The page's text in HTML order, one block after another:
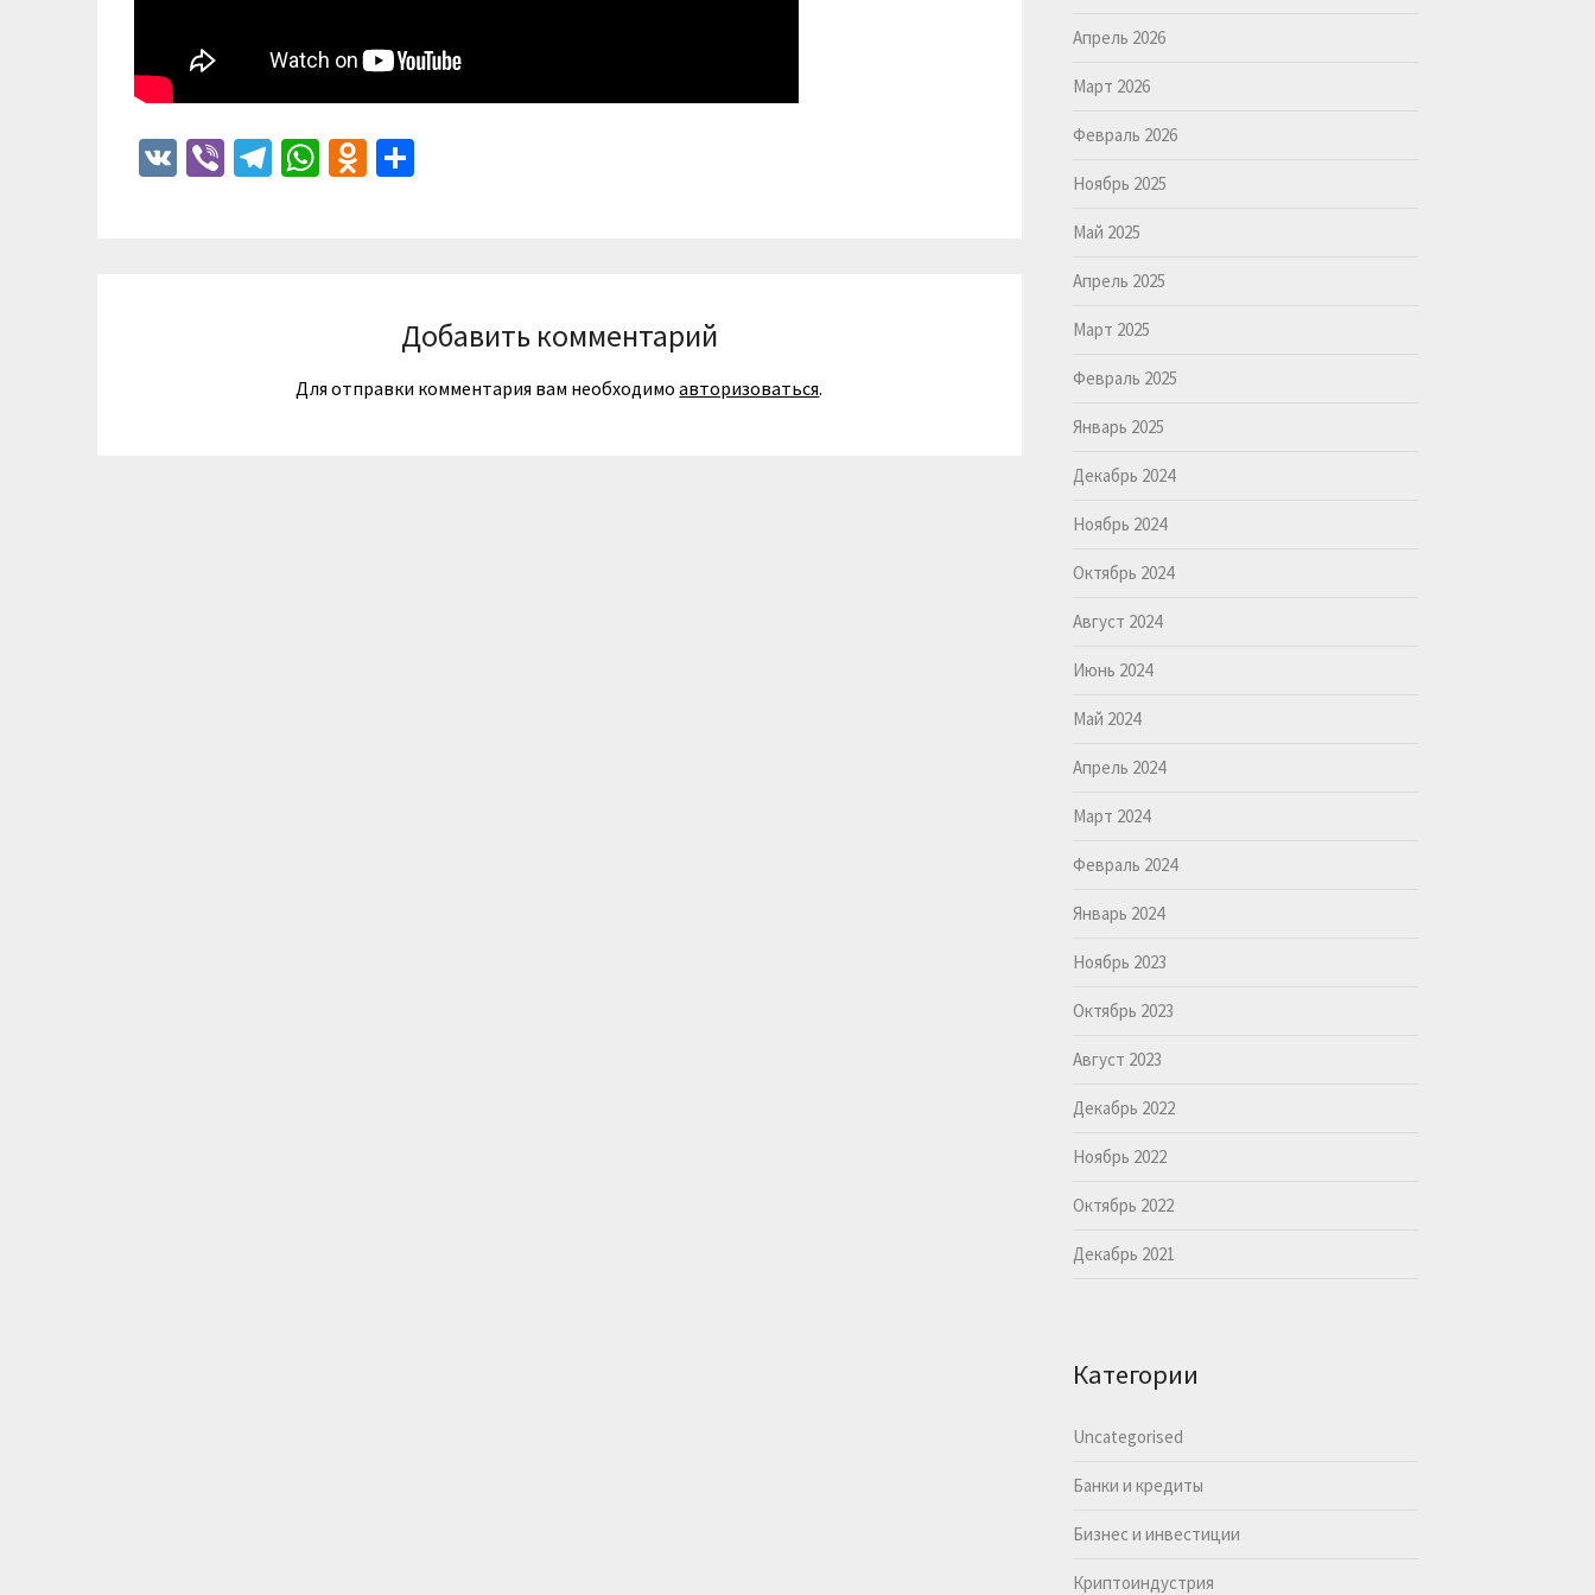
VK ViberTelegram
WhatsApp
Odnoklassniki
Добавить комментарий
Для отправки комментария вам необходимоавторизоваться.
Апрель 2026
Март 2026
Февраль 2026
Ноябрь 2025
Май 2025
Апрель 2025
Март 2025
Февраль 2025
Январь 2025
Декабрь 2024
Ноябрь 2024
Октябрь 2024
Август 2024
Июнь 2024
Май 2024
Апрель 2024
Март 2024
Февраль 2024
Январь 2024
Ноябрь 2023
Октябрь 2023
Август 2023
Декабрь 2022
Ноябрь 2022
Октябрь 2022
Декабрь 2021
Категории
Uncategorised
Банки и кредиты
Бизнес и инвестиции
Криптоиндустрия